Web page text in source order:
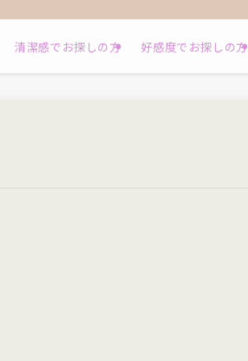
清潔感でお探しの方 好感度でお探しの方